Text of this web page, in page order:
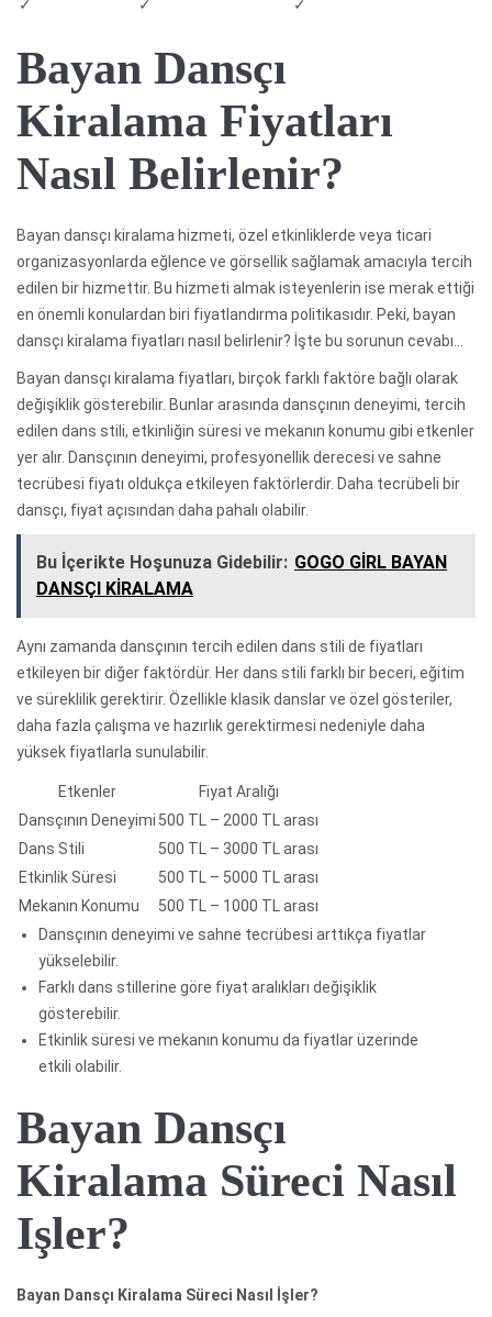
✓
✓ ✓
Bayan Dansçı
Kiralama Fiyatları
Nasıl Belirlenir?
Bayan dansçı kiralama hizmeti, özel etkinliklerde veya ticari
organizasyonlarda eğlence ve görsellik sağlamak amacıyla tercih
edilen bir hizmettir. Bu hizmeti almak isteyenlerin ise merak ettiği
en önemli konulardan biri fiyatlandırma politikasıdır. Peki, bayan
dansçı kiralama fiyatları nasıl belirlenir? İşte bu sorunun cevabı…
Bayan dansçı kiralama fiyatları, birçok farklı faktöre bağlı olarak
değişiklik gösterebilir. Bunlar arasında dansçının deneyimi, tercih
edilen dans stili, etkinliğin süresi ve mekanın konumu gibi etkenler
yer alır. Dansçının deneyimi, profesyonellik derecesi ve sahne
tecrübesi fiyatı oldukça etkileyen faktörlerdir. Daha tecrübeli bir
dansçı, fiyat açısından daha pahalı olabilir.
Bu İçerikte Hoşunuza Gidebilir: GOGO GİRL BAYAN
DANSÇI KİRALAMA
Aynı zamanda dansçının tercih edilen dans stili de fiyatları
etkileyen bir diğer faktördür. Her dans stili farklı bir beceri, eğitim
ve süreklilik gerektirir. Özellikle klasik danslar ve özel gösteriler,
daha fazla çalışma ve hazırlık gerektirmesi nedeniyle daha
yüksek fiyatlarla sunulabilir.
Etkenler
Fiyat Aralığı
Dansçının Deneyimi 500 TL – 2000 TL arası
Dans Stili
500 TL – 3000 TL arası
Etkinlik Süresi
500 TL – 5000 TL arası
Mekanın Konumu
500 TL – 1000 TL arası
Dansçının deneyimi ve sahne tecrübesi arttıkça fiyatlar
yükselebilir.
Farklı dans stillerine göre fiyat aralıkları değişiklik
gösterebilir.
Etkinlik süresi ve mekanın konumu da fiyatlar üzerinde
etkili olabilir.
Bayan Dansçı
Kiralama Süreci Nasıl
Işler?
Bayan Dansçı Kiralama Süreci Nasıl İşler?